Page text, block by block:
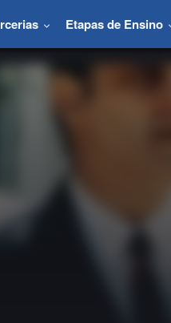
Etapas de Ensino